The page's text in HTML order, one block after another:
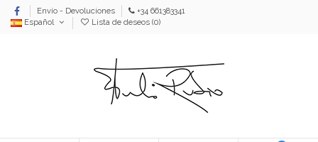
Envío - Devoluciones
+34 661383341
Español
Lista de deseos (0)